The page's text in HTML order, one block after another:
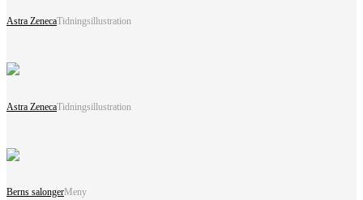
Astra ZenecaTidningsillustration
Astra ZenecaTidningsillustration
Berns salongerMeny